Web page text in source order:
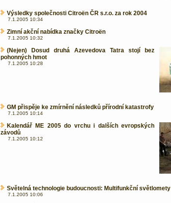
Výsledky společnosti Citroën ČR s.r.o. za rok 2004
7.1.2005 10:34
Zimní akční nabídka značky Citroën
7.1.2005 10:32
(Nejen) Dosud druhá Azevedova Tatra stojí bez
pohonných hmot
7.1.2005 10:28
GM přispěje ke zmírnění následků přírodní katastrofy
7.1.2005 10:14
Kalendář ME 2005 do vrchu i dalších evropských
závodů
7.1.2005 10:12
Světelná technologie budoucnosti: Multifunkční světlomety
7.1.2005 10:06